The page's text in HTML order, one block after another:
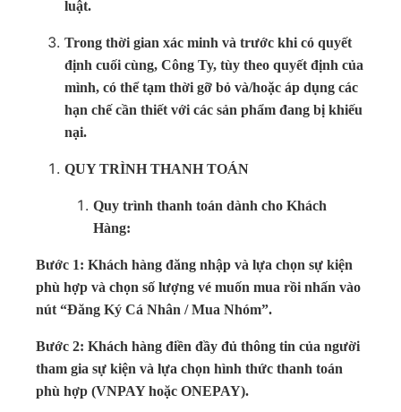
luật.
Trong thời gian xác minh và trước khi có quyết
định cuối cùng, Công Ty, tùy theo quyết định của
mình, có thể tạm thời gỡ bỏ và/hoặc áp dụng các
hạn chế cần thiết với các sản phẩm đang bị khiếu
nại.
QUY TRÌNH THANH TOÁN
Quy trình thanh toán dành cho Khách
Hàng:
Bước 1: Khách hàng đăng nhập và lựa chọn sự kiện
phù hợp và chọn số lượng vé muốn mua rồi nhấn vào
nút “Đăng Ký Cá Nhân / Mua Nhóm”.
Bước 2: Khách hàng điền đầy đủ thông tin của người
tham gia sự kiện và lựa chọn hình thức thanh toán
phù hợp (VNPAY hoặc ONEPAY).